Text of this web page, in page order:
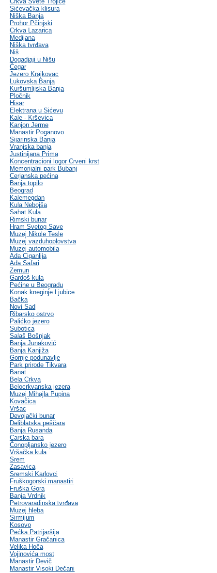
Sićevačka klisura
Niška Banja
Prohor Pčinjski
Crkva Lazarica
Medijana
Niška tvrđava
Niš
Dogadjaji u Nišu
Čegar
Jezero Krajkovac
Lukovska Banja
Kuršumlijska Banja
Pločnik
Hisar
Elektrana u Sićevu
Kale - Krševica
Kanjon Jerme
Manastir Poganovo
Sijarinska Banja
Vranjska banja
Justinijana Prima
Koncentracioni logor Crveni krst
Memorijalni park Bubanj
Cerjanska pećina
Banja topilo
Beograd
Kalemegdan
Kula Nebojša
Sahat Kula
Rimski bunar
Hram Svetog Save
Muzej Nikole Tesle
Muzej vazduhoplovstva
Muzej automobila
Ada Ciganlija
Ada Safari
Zemun
Gardoš kula
Pećine u Beogradu
Konak kneginje Ljubice
Bačka
Novi Sad
Ribarsko ostrvo
Palićko jezero
Subotica
Salaš Bošnjak
Banja Junaković
Banja Kanjiža
Gornje podunavlje
Park prirode Tikvara
Banat
Bela Crkva
Belocrkvanska jezera
Muzej Mihajla Pupina
Kovačica
Vršac
Devojački bunar
Deliblatska peščara
Banja Rusanda
Carska bara
Čonopljansko jezero
Vršačka kula
Srem
Zasavica
Sremski Karlovci
Fruškogorski manastiri
Fruška Gora
Banja Vrdnik
Petrovaradinska tvrđava
Muzej hleba
Sirmijum
Kosovo
Pećka Patrijaršija
Manastir Gračanica
Velika Hoča
Vojinovića most
Manastir Devič
Manastir Visoki Dečani